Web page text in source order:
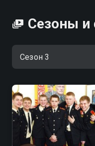
этот путь. Несмотря
классические
друзей, вопросы о
Суворовским
но эти испытания
кадетов? Александр Головин, Борис Корчевников,
Иван Добронравов и
проекте нулевых
Посмотреть онлайн
Сезоны и